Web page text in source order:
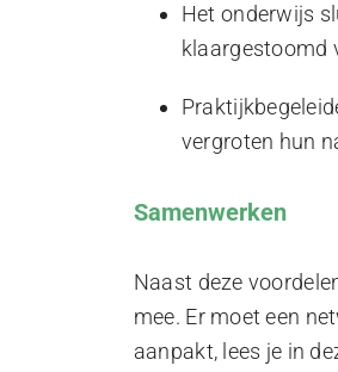
Het onderwijs
klaargestoomd
vergroten hun
Samenwerken
Naast deze
mee. Er moet een
aanpakt, lees je in